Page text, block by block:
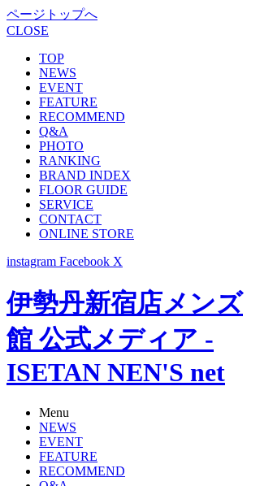
ページトップへ
CLOSE
TOP
NEWS
EVENT
FEATURE
RECOMMEND
Q&A
PHOTO
RANKING
BRAND INDEX
FLOOR GUIDE
SERVICE
CONTACT
ONLINE STORE
instagram Facebook X
伊勢丹新宿店メンズ
館 公式メディア -
ISETAN NEN'S net
Menu
NEWS
EVENT
FEATURE
RECOMMEND